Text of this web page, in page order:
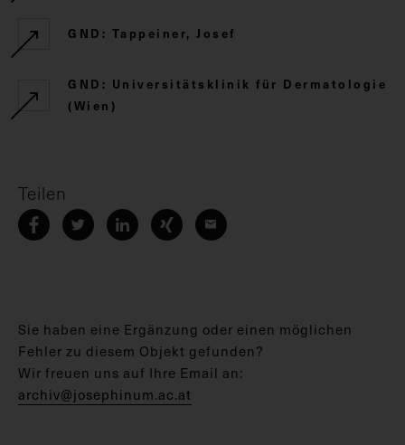
GND: Tappeiner, Josef
GND: Universitätsklinik für Dermatologie
(Wien)
Teilen
Sie haben eine Ergänzung oder einen möglichen
Fehler zu diesem Objekt gefunden?
Wir freuen uns auf Ihre Email an:
archiv@josephinum.ac.at